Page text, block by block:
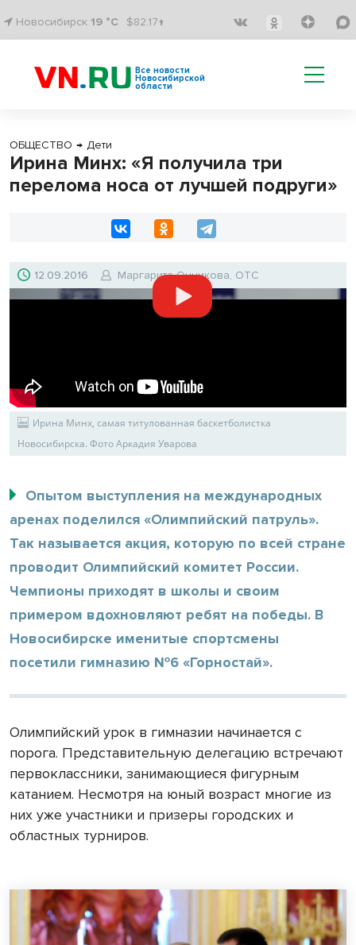
Новосибирск 19 °C $82.17↑
Все новости
Новосибирской
области
ОБЩЕСТВО → Дети
Ирина Минх: «Я получила три
перелома носа от лучшей подруги»
12.09.2016 Маргарита Онникова, ОТС
Ирина Минх, самая титулованная баскетболистка
Новосибирска. Фото Аркадия Уварова
Опытом выступления на международных
аренах поделился «Олимпийский патруль».
Так называется акция, которую по всей стране
проводит Олимпийский комитет России.
Чемпионы приходят в школы и своим
примером вдохновляют ребят на победы. В
Новосибирске именитые спортсмены
посетили гимназию №6 «Горностай».
Олимпийский урок в гимназии начинается с
порога. Представительную делегацию встречают
первоклассники, занимающиеся фигурным
катанием. Несмотря на юный возраст многие из
них уже участники и призеры городских и
областных турниров.